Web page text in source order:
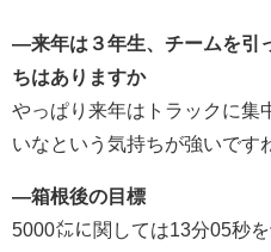
―来年は３年生、チームを引
ちはありますか
やっぱり来年はトラックに集
いなという気持ちが強いです
―箱根後の目標
5000㍍に関しては13分05秒